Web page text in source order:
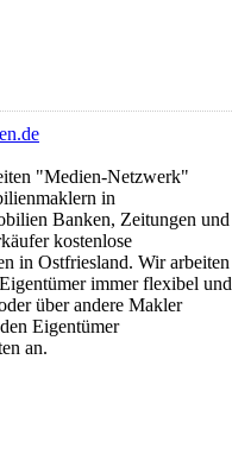
"Medien-Netzwerk"
in
Banken, Zeitungen und
kostenlose
in Ostfriesland. Wir arbeiten
immer flexibel und
über andere Makler
Eigentümer
an.